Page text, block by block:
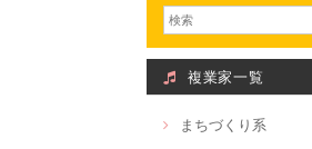
複業家一覧
まちづくり系